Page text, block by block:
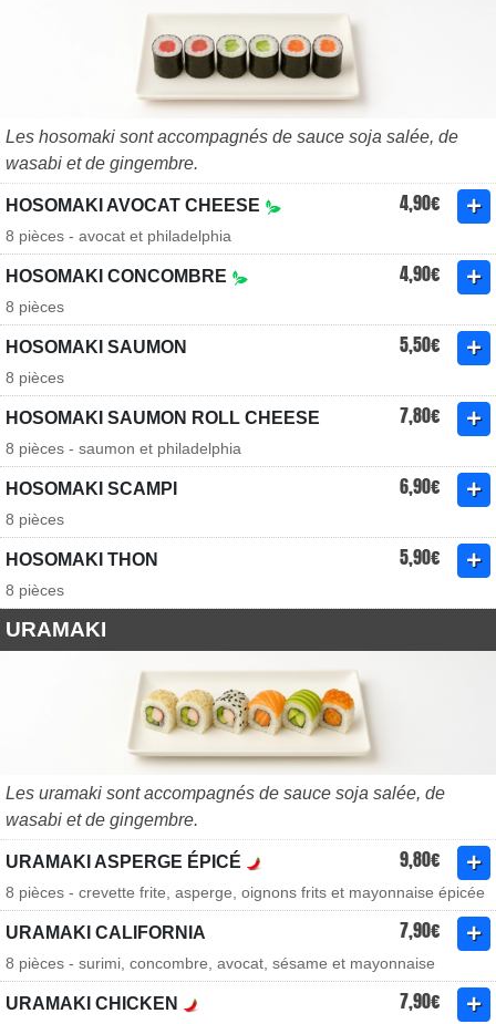
Les hosomaki sont accompagnés de sauce soja salée, de
wasabi et de gingembre.
HOSOMAKI AVOCAT CHEESE 4,90€
8 pièces - avocat et philadelphia
HOSOMAKI CONCOMBRE 4,90€
8 pièces
HOSOMAKI SAUMON 5,50€
8 pièces
HOSOMAKI SAUMON ROLL CHEESE 7,80€
8 pièces - saumon et philadelphia
HOSOMAKI SCAMPI 6,90€
8 pièces
HOSOMAKI THON 5,90€
8 pièces
URAMAKI
Les uramaki sont accompagnés de sauce soja salée, de
wasabi et de gingembre.
URAMAKI ASPERGE ÉPICÉ 9,80€
8 pièces - crevette frite, asperge, oignons frits et mayonnaise épicée
URAMAKI CALIFORNIA 7,90€
8 pièces - surimi, concombre, avocat, sésame et mayonnaise
URAMAKI CHICKEN 7,90€